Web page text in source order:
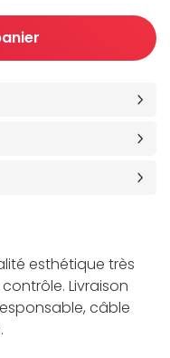
esthétique très
Livraison
câble